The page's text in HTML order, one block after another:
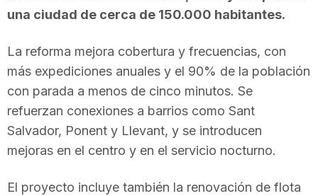
n
una ciudad de cerca de 150.000 habitantes.
La reforma mejora cobertura y frecuencias, con
más expediciones anuales y el 90% de la población
con parada a menos de cinco minutos. Se
refuerzan conexiones a barrios como Sant
Salvador, Ponent y Llevant, y se introducen
mejoras en el centro y en el servicio nocturno.
El proyecto incluye también la renovación de flota